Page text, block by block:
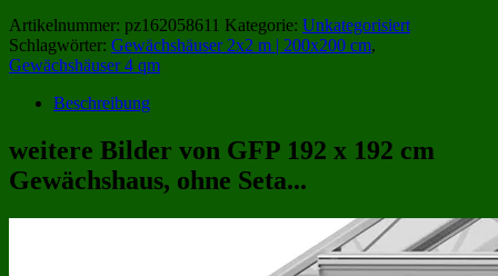
Artikelnummer: pz162058611 Kategorie: Unkategorisiert
Schlagwörter: Gewächshäuser 2x2 m | 200x200 cm,
Gewächshäuser 4 qm
Beschreibung
weitere Bilder von GFP 192 x 192 cm
Gewächshaus, ohne Seta...